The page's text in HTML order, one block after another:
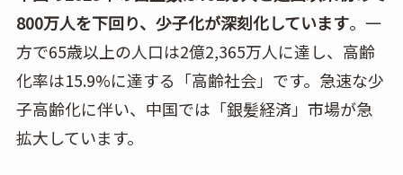
800万人を下回り、少子化が深刻化しています。一
方で65歳以上の人口は2億2,365万人に達し、高齢
化率は15.9%に達する「高齢社会」です。急速な少
子高齢化に伴い、中国では「銀髪経済」市場が急
拡大しています。